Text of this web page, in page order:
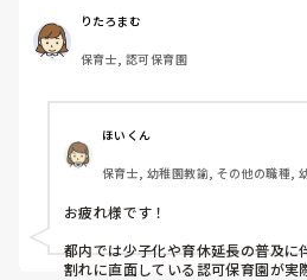
ー小学校への入学に向けて動き出
り、在籍人数が減ってきています。
0歳は在籍人数による区からの加
りたろまむ
保育士, 認可保育園
ほいくん
保育士, 幼稚園教諭, その他の職種,
お疲れ様です！
都内では少子化や育休延長の普及に
割れに直面している認可保育園が実